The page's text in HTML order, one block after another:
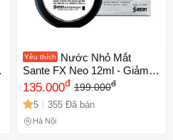
Giá từ cao - thấp
Yêu thích
Nước Nhỏ Mắt
Sante FX Neo 12ml - Giảm
Mỏi Mắt, Bảo Vệ Mắt, Chăm
Sóc Đôi Mắt Khỏe Mạnh
Nhập Khẩu Từ Nhật Bản
135.000đ 199.000đ
5 355 Đã bán
Hà Nội